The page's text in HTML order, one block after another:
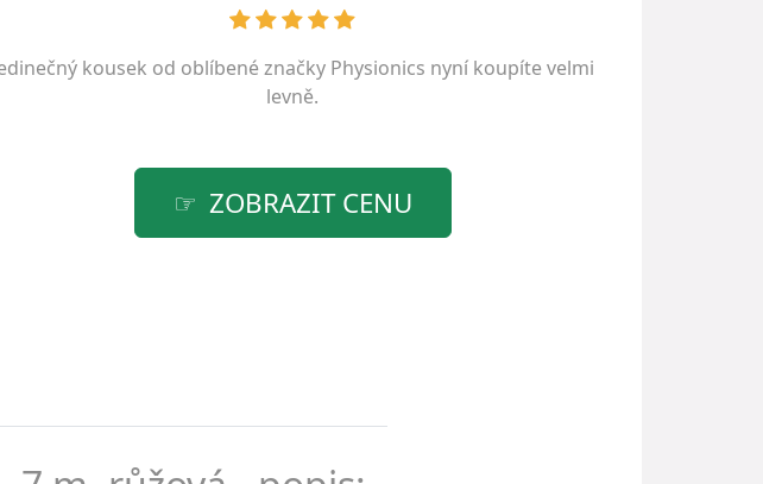
kousek od oblíbené značky Physionics nyní koupíte velmi
levně.
ZOBRAZIT CENU